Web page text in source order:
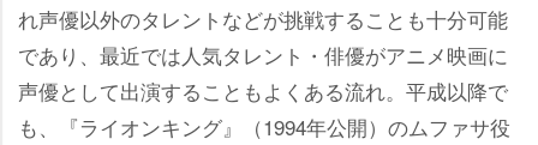
れ声優以外のタレントなどが挑戦することも十分可能
であり、最近では人気タレント・俳優がアニメ映画に
声優として出演することもよくある流れ。平成以降で
も、『ライオンキング』（1994年公開）のムファサ役